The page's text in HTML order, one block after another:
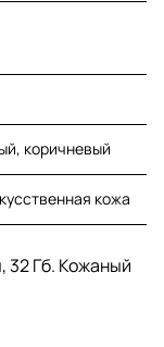
коричневый
кожа
32 Гб. Кожаный